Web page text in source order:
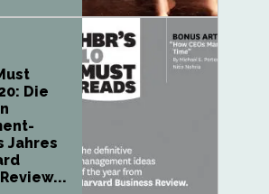
Die
Jahres